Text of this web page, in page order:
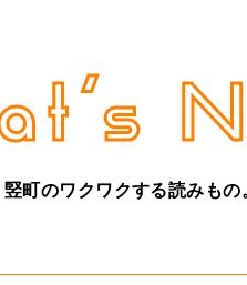
竪町のワクワクする読みもの